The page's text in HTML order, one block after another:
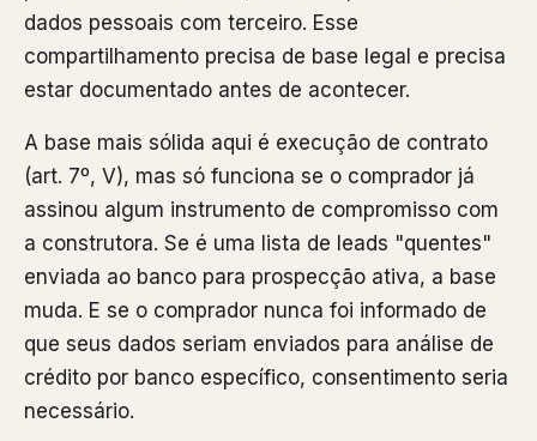
dados pessoais com terceiro. Esse
compartilhamento precisa de base legal e precisa
estar documentado antes de acontecer.
A base mais sólida aqui é execução de contrato
(art. 7º, V), mas só funciona se o comprador já
assinou algum instrumento de compromisso com
a construtora. Se é uma lista de leads "quentes"
enviada ao banco para prospecção ativa, a base
muda. E se o comprador nunca foi informado de
que seus dados seriam enviados para análise de
crédito por banco específico, consentimento seria
necessário.